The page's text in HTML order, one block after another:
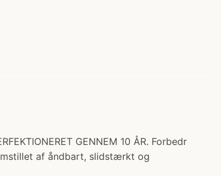
GENNEM 10 ÅR. Forbedr
af åndbart, slidstærkt og